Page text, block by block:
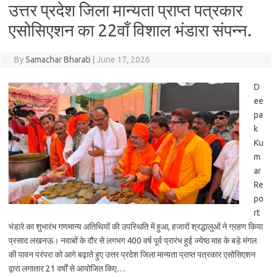
उत्तर प्रदेश जिला मान्यता प्राप्त पत्रकार
एसोसिएशन का 22वाँ विशाल भंडारा संपन्न.
BySamachar Bharati June 17, 2026
D
ee
pa
k
Ku
m
ar
Re
po
rt
भंडारे का शुभारंभ गणमान्य अतिथियों की उपस्थिति में हुआ, हजारों श्रद्धालुओं ने ग्रहण किया
प्रसाद लखनऊ। नवाबों के दौर से लगभग 400 वर्ष पूर्व प्रारंभ हुई ज्येष्ठ माह के बड़े मंगल
की पावन परंपरा को आगे बढ़ाते हुए उत्तर प्रदेश जिला मान्यता प्राप्त पत्रकार एसोसिएशन
द्वारा लगातार 21 वर्षों से आयोजित किए…